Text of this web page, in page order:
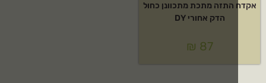
התזה מתכת מתכוונן כחול
הדק אחורי DY